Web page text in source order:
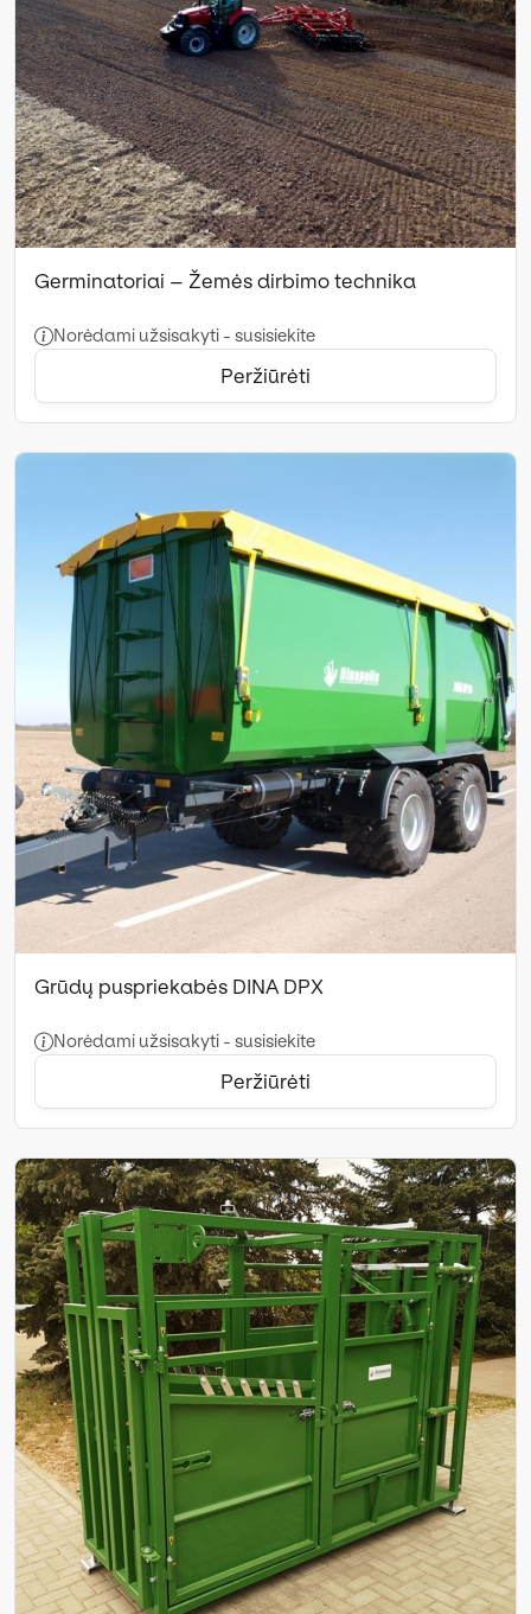
Germinatoriai – Žemės dirbimo technika
Norėdami užsisakyti - susisiekite
Peržiūrėti
Grūdų puspriekabės DINA DPX
Norėdami užsisakyti - susisiekite
Peržiūrėti